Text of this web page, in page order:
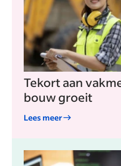
Tekort aan
bouw groeit
Lees meer